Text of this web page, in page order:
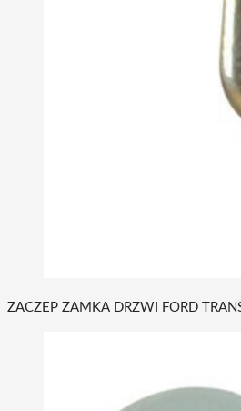
ZACZEP ZAMKA DRZWI FORD